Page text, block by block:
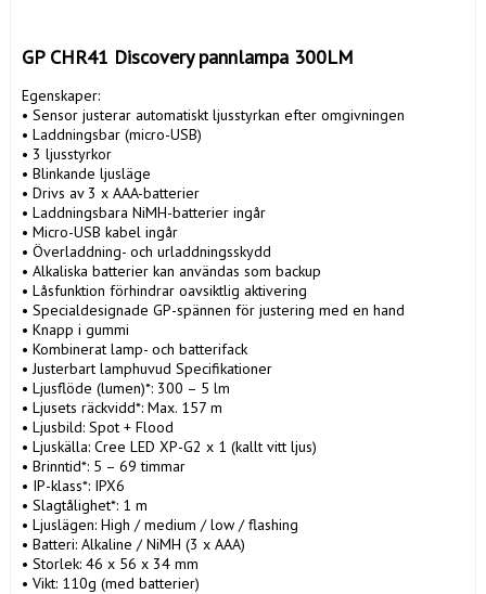
GP CHR41 Discovery pannlampa 300LM
Egenskaper:
• Sensor justerar automatiskt ljusstyrkan efter omgivningen
• Laddningsbar (micro-USB)
• 3 ljusstyrkor
• Blinkande ljusläge
• Drivs av 3 x AAA-batterier
• Laddningsbara NiMH-batterier ingår
• Micro-USB kabel ingår
• Överladdning- och urladdningsskydd
• Alkaliska batterier kan användas som backup
• Låsfunktion förhindrar oavsiktlig aktivering
• Specialdesignade GP-spännen för justering med en hand
• Knapp i gummi
• Kombinerat lamp- och batterifack
• Justerbart lamphuvud Specifikationer
• Ljusflöde (lumen)*: 300 – 5 lm
• Ljusets räckvidd*: Max. 157 m
• Ljusbild: Spot + Flood
• Ljuskälla: Cree LED XP-G2 x 1 (kallt vitt ljus)
• Brinntid*: 5 – 69 timmar
• IP-klass*: IPX6
• Slagtålighet*: 1 m
• Ljuslägen: High / medium / low / flashing
• Batteri: Alkaline / NiMH (3 x AAA)
• Storlek: 46 x 56 x 34 mm
• Vikt: 110g (med batterier)